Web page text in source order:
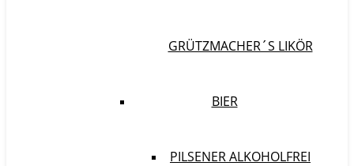
GRÜTZMACHER´S LIKÖR
BIER
PILSENER ALKOHOLFREI